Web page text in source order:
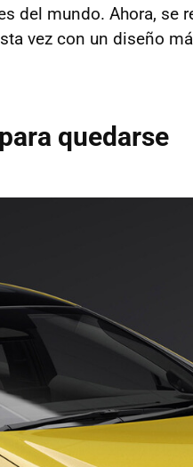
del mundo. Ahora, se
vez con un diseño
quedarse